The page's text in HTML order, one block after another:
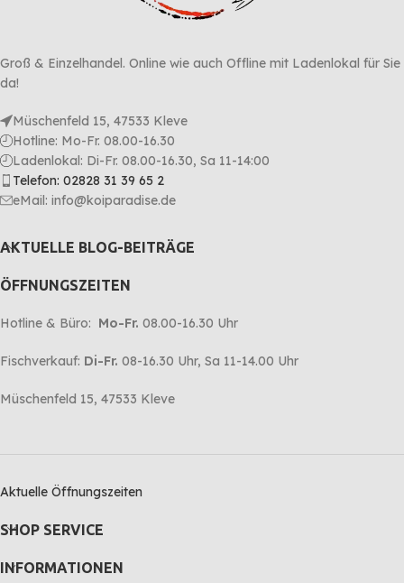
Groß & Einzelhandel. Online wie auch Offline mit Ladenlokal für Sie
da!
Müschenfeld 15, 47533 Kleve
Hotline: Mo-Fr. 08.00-16.30
Ladenlokal: Di-Fr. 08.00-16.30, Sa 11-14:00
Telefon: 02828 31 39 65 2
eMail: info@koiparadise.de
AKTUELLE BLOG-BEITRÄGE
ÖFFNUNGSZEITEN
Hotline & Büro: Mo-Fr. 08.00-16.30 Uhr
Fischverkauf: Di-Fr. 08-16.30 Uhr, Sa 11-14.00 Uhr
Müschenfeld 15, 47533 Kleve
Aktuelle Öffnungszeiten
SHOP SERVICE
INFORMATIONEN